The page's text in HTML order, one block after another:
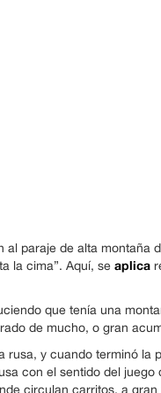
paraje de alta montaña
la cima”. Aquí, se aplica
que tenía una
de mucho, o gran
rusa, y cuando terminó la
con el sentido del
circulan carritos, a gran